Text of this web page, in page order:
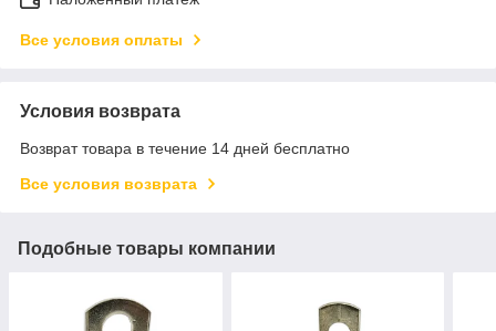
Все условия оплаты
Условия возврата
Возврат товара в течение 14 дней бесплатно
Все условия возврата
Подобные товары компании